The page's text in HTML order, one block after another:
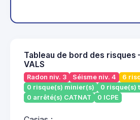
Tableau de bord des risques
VALS
Radon niv. 3 Séisme niv. 4
6
0 risque(s) minier(s)
0 risque(s)
0 arrêté(s) CATNAT
0 ICPE